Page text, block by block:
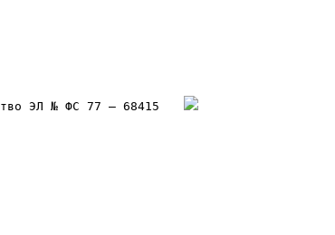
ЭЛ № ФС 77 – 68415